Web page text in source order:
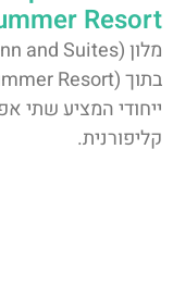
Resort)
ייחודי המציע שתי
קליפורנית.